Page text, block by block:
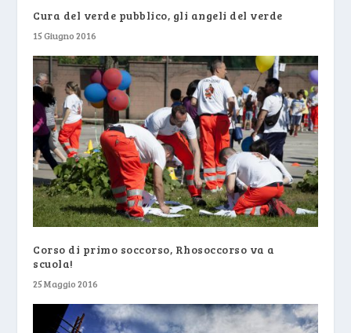
Cura del verde pubblico, gli angeli del verde
15 Giugno 2016
Corso di primo soccorso, Rhosoccorso va a
scuola!
25 Maggio 2016